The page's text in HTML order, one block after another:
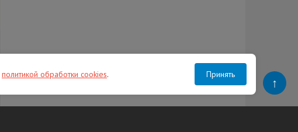
политикой обработки cookies. Принять
↑